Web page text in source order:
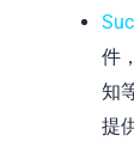
件
知
提